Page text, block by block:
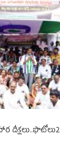
దీక్షలు..ఫొటోలు2